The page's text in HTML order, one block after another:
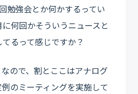
勉強会とか何かするってい
何回かそういうニュースと
るって感じですか？
ので、割とここはアナログ
のミーティングを実施して